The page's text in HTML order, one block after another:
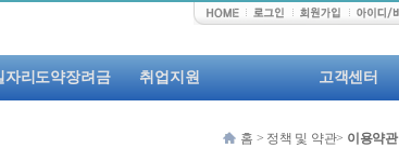
자리도약장려금 취업지원 고객센터
서식자료실
홈 > 정책 및 약관> 이용약관